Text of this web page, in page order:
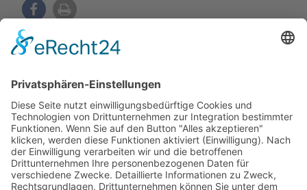
BEITRAGSNAVIGATION
PREVIOUS POST
4 Jahre – 5 Kataloge
NEXT POST
Schwerelos in
Kressbronn